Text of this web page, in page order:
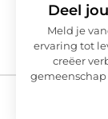
Deel
Meld je
ervaring tot
creëer